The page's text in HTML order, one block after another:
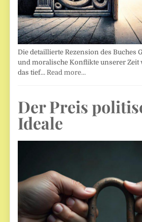
Die detaillierte Rezension des Buches
und moralische Konflikte unserer Zeit
das tief… Read more…
Der Preis
Ideale